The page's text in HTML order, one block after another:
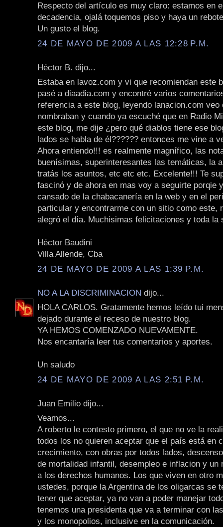
Respecto del artículo es muy claro: estamos en
decadencia, ojalá toquemos piso y haya un
Un gusto el blog.
24 DE MAYO DE 2009 A LAS 12:28 P.M.
Héctor B. dijo...
Estaba en lavoz.com y vi que recomiendan este
pasé a diaadia.com y encontré varios
referencia a este blog, leyendo lanacion.com veo
nombraban y cuando ya escuché que en Radio
este blog, me dije ¿pero qué diablos tiene ese
lados se habla de él?????? entonces me vine a
Ahora entiendo!!! es realmente magnífico, las
buenísimas, superinteresantes las temáticas, la
tratás los asuntos, etc etc etc. Excelente!!! Te
fascinó y de ahora en mas voy a seguirte porqie
cansado de la chabacanería en la web y en el
particular y encontrarme con un sitio como este,
alegró el día. Muchisimas felicitaciones y toda la
Héctor Baudini
Villa Allende, Cba
24 DE MAYO DE 2009 A LAS 1:39 P.M.
NO A LA DISCRIMINACION dijo...
HOLA CARLOS. Gratamente hemos leído tui
dejado durante el receso de nuestro blog.
YA HEMOS COMENZADO NUEVAMENTE.
Nos encantaría leer tus comentarios y aportes.
Un saludo
24 DE MAYO DE 2009 A LAS 2:51 P.M.
Juan Emilio dijo...
Veamos...
A roberto le contesto primero, el que no ve la
todos los no quieren aceptar que el país está en
crecimiento, con obras por todos lados,
de mortalidad infantil, desempleo e inflacion y un
a los derechos humanos. Los que viven en otro
ustedes, porque la Argentina de los oligarcas se
tener que aceptar, ya no van a poder manejar
tenemos una presidenta que va a terminar con
y los monopolios, inclusive en la comunicación.